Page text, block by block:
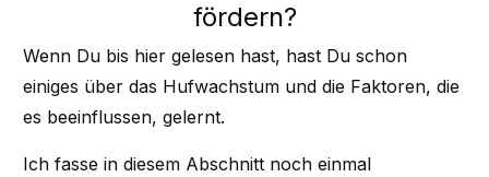
fördern?
Wenn Du bis hier gelesen hast, hast Du schon
einiges über das Hufwachstum und die Faktoren, die
es beeinflussen, gelernt.
Ich fasse in diesem Abschnitt noch einmal